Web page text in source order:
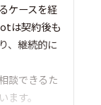
ケースを経
は契約後も
、継続的に
談できるた
す。